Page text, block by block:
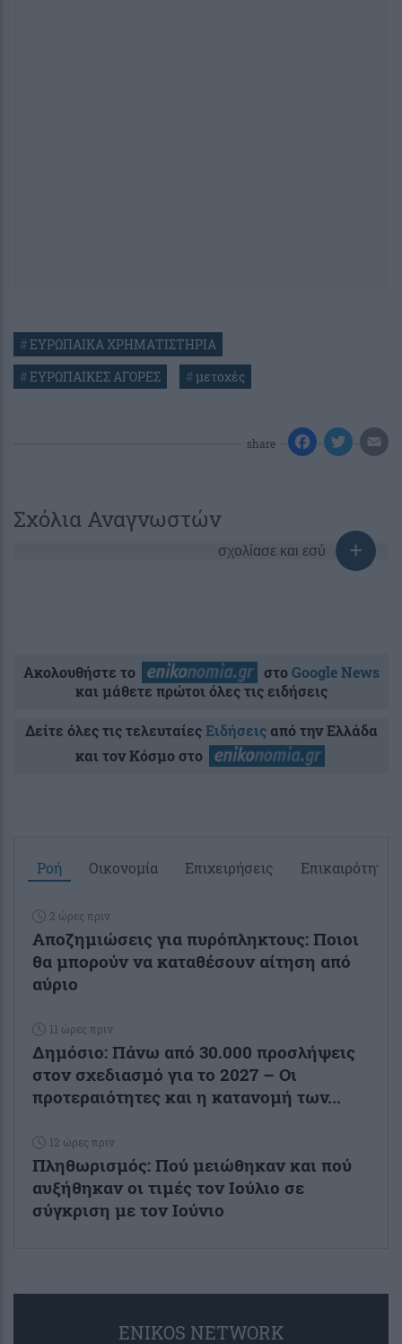
#ΕΥΡΩΠΑΙΚΑ ΧΡΗΜΑΤΙΣΤΗΡΙΑ
#ΕΥΡΩΠΑΙΚΕΣ ΑΓΟΡΕΣ #μετοχές
share
Σχόλια Αναγνωστών
σχολίασε και εσύ
Ακολουθήστε το στοGoogle News
και μάθετε πρώτοι όλες τις ειδήσεις
Δείτε όλες τις τελευταίεςΕιδήσειςαπό την Ελλάδα
και τον Κόσμο στο
Ροή Οικονομία Επιχειρήσεις Επικαιρότητα
2 ώρες πριν
Αποζημιώσεις για πυρόπληκτους: Ποιοι
θα μπορούν να καταθέσουν αίτηση από
αύριο
11 ώρες πριν
Δημόσιο: Πάνω από 30.000 προσλήψεις
στον σχεδιασμό για το 2027 – Οι
προτεραιότητες και η κατανομή των...
12 ώρες πριν
Πληθωρισμός: Πού μειώθηκαν και πού
αυξήθηκαν οι τιμές τον Ιούλιο σε
σύγκριση με τον Ιούνιο
ENIKOS NETWORK